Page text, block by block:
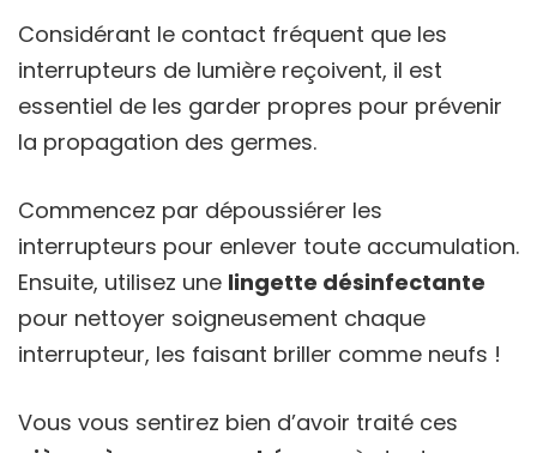
Considérant le contact fréquent que les
interrupteurs de lumière reçoivent, il est
essentiel de les garder propres pour prévenir
la propagation des germes.
Commencez par dépoussiérer les
interrupteurs pour enlever toute accumulation.
Ensuite, utilisez une lingette désinfectante
pour nettoyer soigneusement chaque
interrupteur, les faisant briller comme neufs !
Vous vous sentirez bien d’avoir traité ces